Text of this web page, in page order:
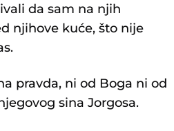
da sam na njih
njihove kuće, što nije
pravda, ni od Boga ni od
sina Jorgosa.